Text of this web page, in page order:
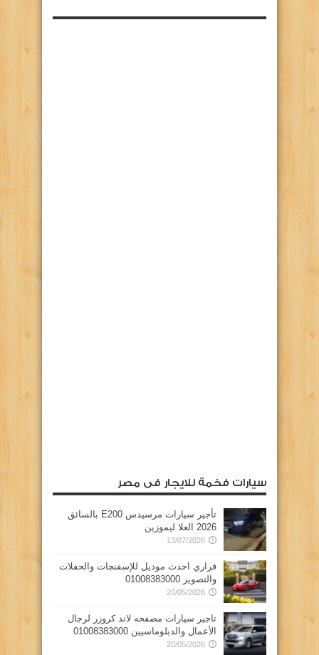
سيارات فخمة للايجار فى مصر
تأجير سيارات مرسيدس E200 بالسائق
2026 العلا ليموزين
13/07/2026
فراري احدث موديل للإسفنجات والحفلات
والتصوير 01008383000
20/05/2026
تاجير سيارات مصفحه لاند كروزر لرجال
الأعمال والدبلوماسيين 01008383000
20/05/2026